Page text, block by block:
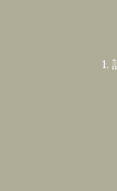
1.